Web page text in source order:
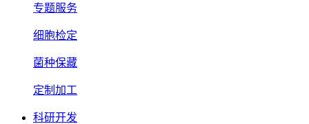
专题服务
细胞检定
菌种保藏
定制加工
科研开发